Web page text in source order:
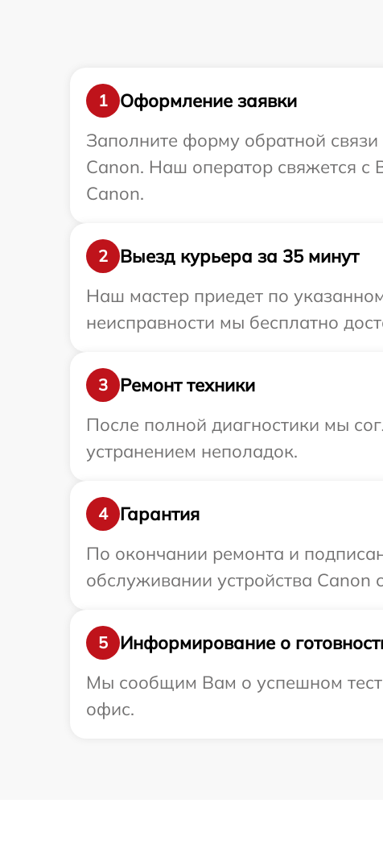
1
Оформление заявки
Заполните форму обратной
Canon. Наш оператор свяжется с
Canon.
2
Выезд курьера за 35 минут
Наш мастер приедет по
неисправности мы бесплатно
3
Ремонт техники
После полной диагностики мы
устранением неполадок.
4
Гарантия
По окончании ремонта и
обслуживании устройства Canon
5
Информирование о
Мы сообщим Вам о успешном
офис.